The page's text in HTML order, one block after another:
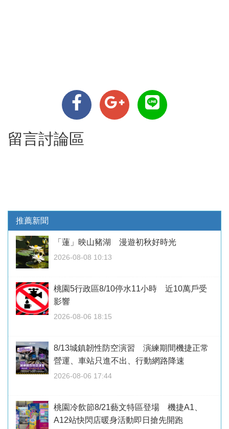
留言討論區
推薦新聞
「蓮」映山豬湖 漫遊初秋好時光
2026-08-08 10:13
桃園5行政區8/10停水11小時 近10萬戶受
影響
2026-08-06 18:15
8/13城鎮韌性防空演習 演練期間機捷正常
營運、車站只進不出、行動網路降速
2026-08-06 17:44
桃園冷飲節8/21藝文特區登場 機捷A1、
A12站快閃店暖身活動即日搶先開跑